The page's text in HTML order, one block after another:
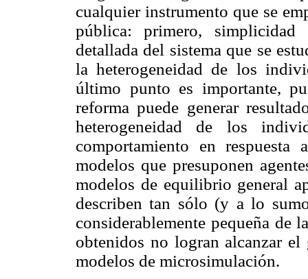
cualquier instrumento que se
pública: primero,
detallada del sistema que se
la heterogeneidad de los
último punto es importante,
reforma puede generar
heterogeneidad de los
comportamiento en
modelos que presuponen
modelos de equilibrio general
describen tan sólo (y a lo
considerablemente pequeña de
obtenidos no logran alcanzar
modelos de microsimulación.